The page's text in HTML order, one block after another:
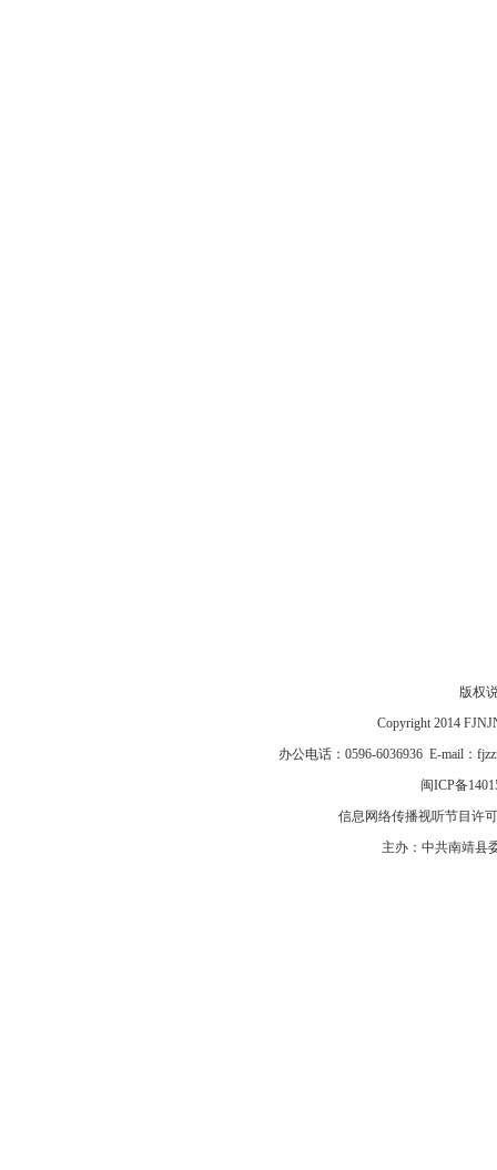
版权
Copyright 2014
办公电话：0596-6036936 E-mail：
闽ICP备
信息网络传播视听节目许
主办：中共南靖县